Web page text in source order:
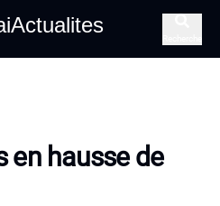
en hausse de